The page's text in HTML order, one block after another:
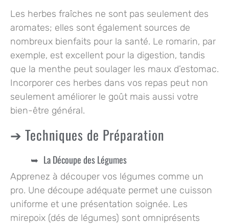
Les herbes fraîches ne sont pas seulement des
aromates; elles sont également sources de
nombreux bienfaits pour la santé. Le romarin, par
exemple, est excellent pour la digestion, tandis
que la menthe peut soulager les maux d’estomac.
Incorporer ces herbes dans vos repas peut non
seulement améliorer le goût mais aussi votre
bien-être général.
Techniques de Préparation
La Découpe des Légumes
Apprenez à découper vos légumes comme un
pro. Une découpe adéquate permet une cuisson
uniforme et une présentation soignée. Les
mirepoix (dés de légumes) sont omniprésents